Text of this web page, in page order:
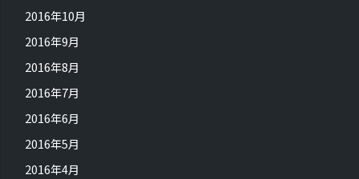
2016年10月
2016年9月
2016年8月
2016年7月
2016年6月
2016年5月
2016年4月